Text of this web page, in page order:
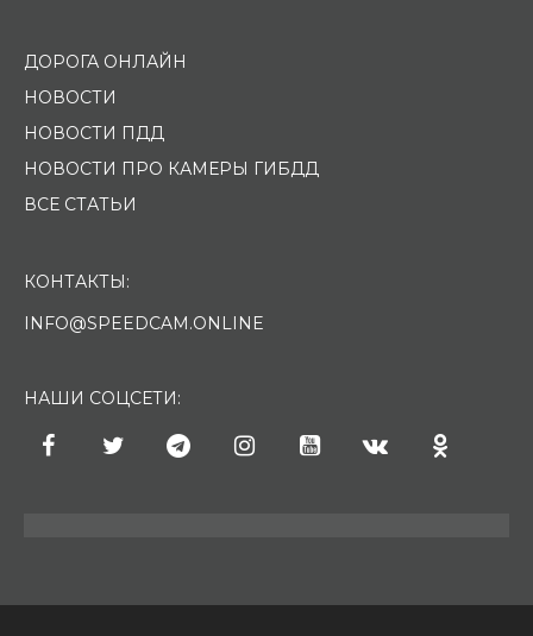
ДОРОГА ОНЛАЙН
НОВОСТИ
НОВОСТИ ПДД
НОВОСТИ ПРО КАМЕРЫ ГИБДД
ВСЕ СТАТЬИ
КОНТАКТЫ:
INFO@SPEEDCAM.ONLINE
НАШИ СОЦСЕТИ: